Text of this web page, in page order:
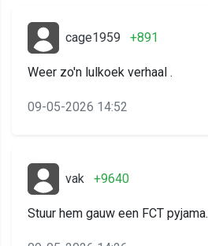
cage1959 +891
Weer zo'n lulkoek verhaal .
09-05-2026 14:52
vak +9640
Stuur hem gauw een FCT pyjama.